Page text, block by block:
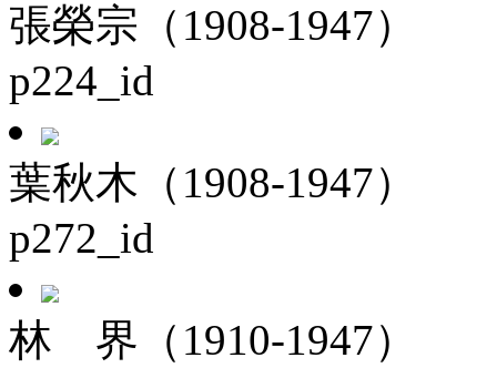
張榮宗（1908-1947）
p224_id
葉秋木（1908-1947）
p272_id
林 界（1910-1947）